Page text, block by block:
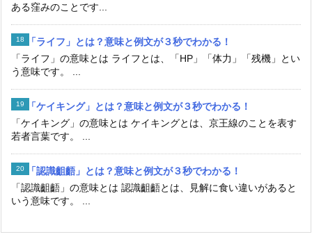
ある窪みのことです...
「ライフ」とは？意味と例文が３秒でわかる！
「ライフ」の意味とは ライフとは、「HP」「体力」「残機」とい
う意味です。 ...
「ケイキング」とは？意味と例文が３秒でわかる！
「ケイキング」の意味とは ケイキングとは、京王線のことを表す
若者言葉です。 ...
「認識齟齬」とは？意味と例文が３秒でわかる！
「認識齟齬」の意味とは 認識齟齬とは、見解に食い違いがあると
いう意味です。 ...